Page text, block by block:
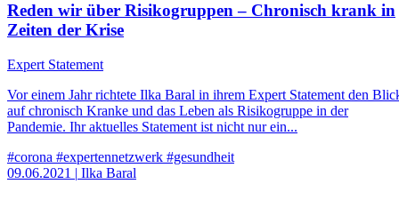
Reden wir über Risikogruppen – Chronisch krank in
Zeiten der Krise
Expert Statement
Vor einem Jahr richtete Ilka Baral in ihrem Expert Statement den
auf chronisch Kranke und das Leben als Risikogruppe in der
Pandemie. Ihr aktuelles Statement ist nicht nur ein...
#corona #expertennetzwerk #gesundheit
09.06.2021 | Ilka Baral